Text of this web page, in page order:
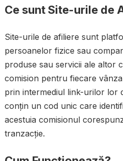
Ce sunt Site-urile de
Site-urile de afiliere sunt
persoanelor fizice sau
produse sau servicii ale altor
comision pentru fiecare
prin intermediul link-urilor lor
conțin un cod unic care
acestuia comisionul
tranzacție.